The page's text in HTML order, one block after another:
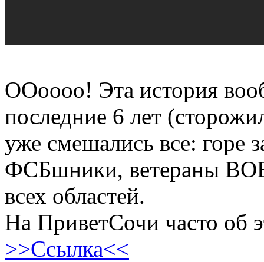
ООоооо! Эта история
последние 6 лет
уже смешались все: горе
ФСБшники, ветераны
всех областей.
На ПриветСочи часто
>>Ссылка<<